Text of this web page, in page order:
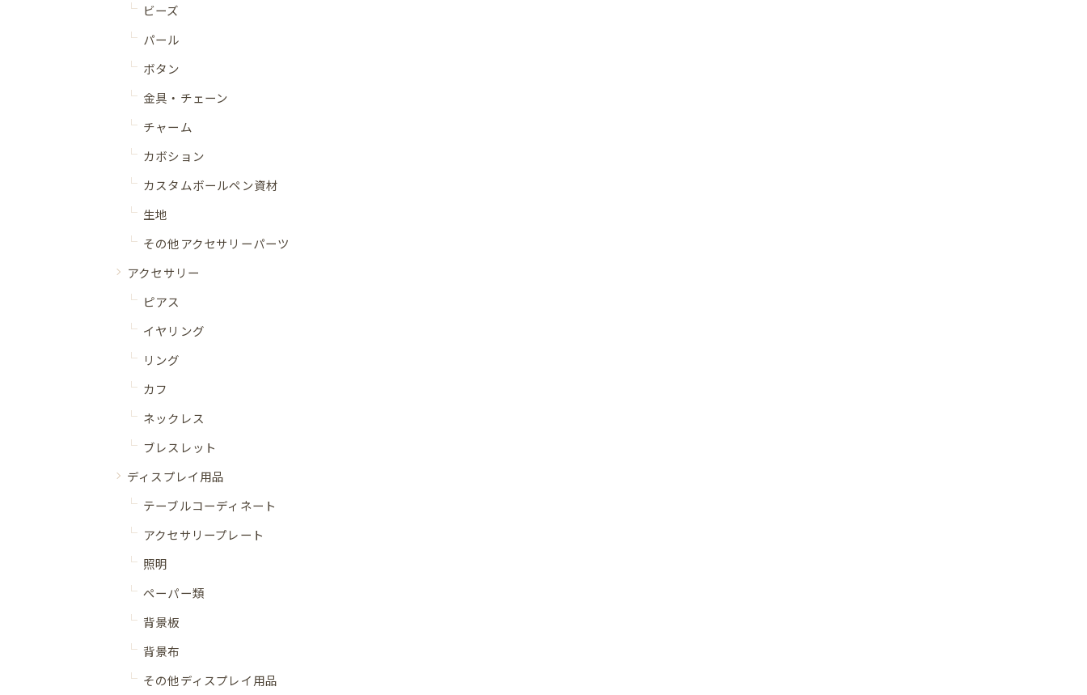
ビーズ
パール
ボタン
金具・チェーン
チャーム
カボション
カスタムボールペン資材
生地
その他アクセサリーパーツ
アクセサリー
ピアス
イヤリング
リング
カフ
ネックレス
ブレスレット
ディスプレイ用品
テーブルコーディネート
アクセサリープレート
照明
ペーパー類
背景板
背景布
その他ディスプレイ用品